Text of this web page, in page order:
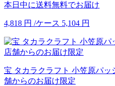
本日中に送料無料でお届け
4,818 円 /ケース 5,104 円
宝 タカラクラフト 小笠原パ
舗からのお届け限定